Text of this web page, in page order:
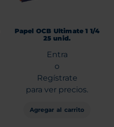
Papel OCB Ultimate 1 1/4
25 unid.
Entra
o
Regístrate
para ver precios.
Agregar al carrito